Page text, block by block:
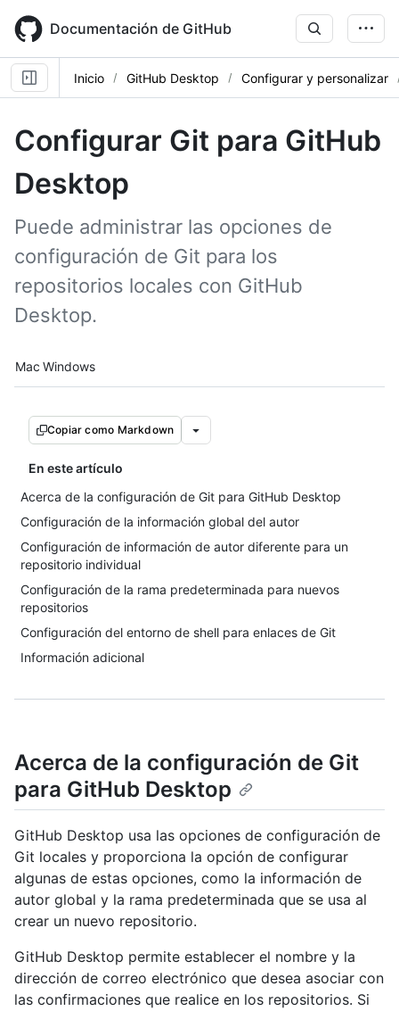
main
content
Documentación de GitHub
Inicio GitHub Desktop Configurar y personalizar
Configurar Git para GitHub
Desktop
Puede administrar las opciones de
configuración de Git para los
repositorios locales con GitHub
Desktop.
Platform navigation
Mac Windows
Copiar como Markdown
En este artículo
Acerca de la configuración de Git para GitHub Desktop
Configuración de la información global del autor
Configuración de información de autor diferente para un
repositorio individual
Configuración de la rama predeterminada para nuevos
repositorios
Configuración del entorno de shell para enlaces de Git
Información adicional
Acerca de la configuración de Git
para GitHub Desktop
GitHub Desktop usa las opciones de configuración de
Git locales y proporciona la opción de configurar
algunas de estas opciones, como la información de
autor global y la rama predeterminada que se usa al
crear un nuevo repositorio.
GitHub Desktop permite establecer el nombre y la
dirección de correo electrónico que desea asociar con
las confirmaciones que realice en los repositorios. Si